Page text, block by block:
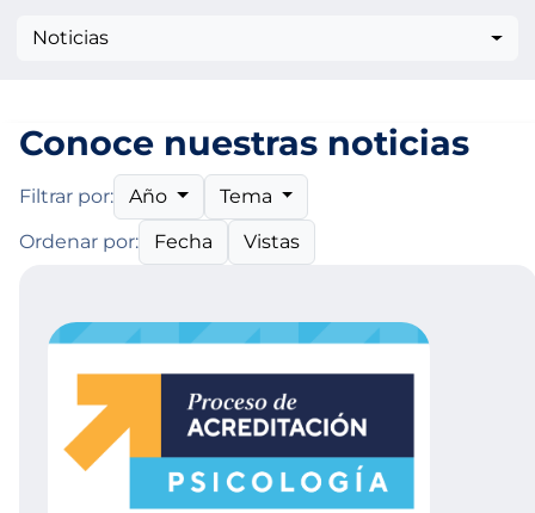
Noticias
Conoce nuestras noticias
Filtrar por: Año Tema
Ordenar por: Fecha Vistas